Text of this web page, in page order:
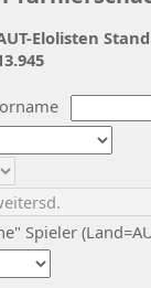
Spieler
Elolisten